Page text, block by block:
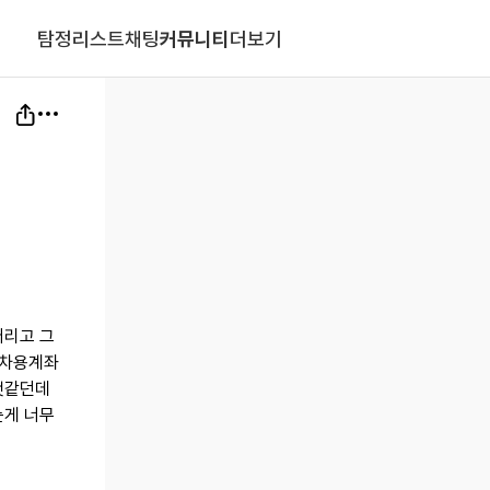
탐정리스트채팅커뮤니티더보기
고 그
용계좌
던데
너무